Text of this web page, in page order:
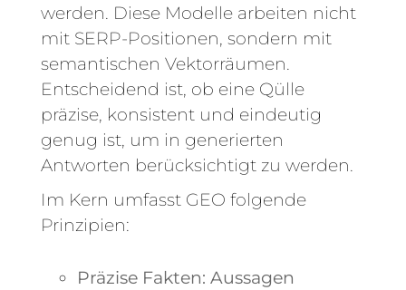
werden. Diese Modelle arbeiten nicht
mit SERP-Positionen, sondern mit
semantischen Vektorräumen.
Entscheidend ist, ob eine Qülle
präzise, konsistent und eindeutig
genug ist, um in generierten
Antworten berücksichtigt zu werden.
Im Kern umfasst GEO folgende
Prinzipien:
Präzise Fakten: Aussagen